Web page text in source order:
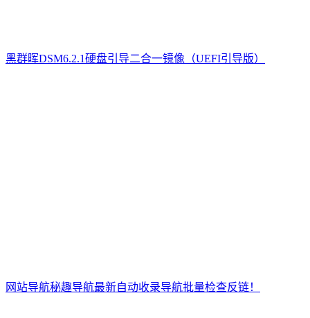
黑群晖DSM6.2.1硬盘引导二合一镜像（UEFI引导版）
网站导航秘趣导航最新自动收录导航批量检查反链！